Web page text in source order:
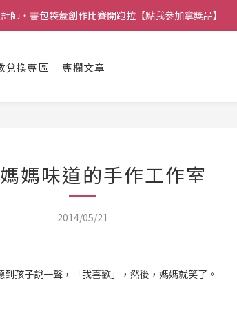
師・書包袋蓋創作比賽開跑拉【點我參加拿獎品】
兌換專區 專欄文章
媽味道的手作工作室
2014/05/21
孩子說一聲，「我喜歡」，然後，媽媽就笑了。